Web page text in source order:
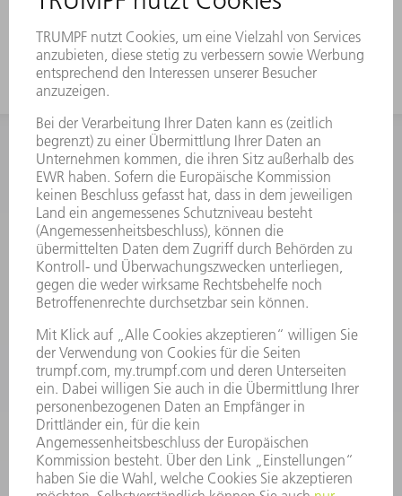
INFORMATION
Häufig gestellte Fragen
Allgemeine Geschäftsbedingungen
KONTAKT
Kundenbetreuung TRUMPF Werkzeugmaschinen
+49 7156 303 33222
Mo - Fr: 07:30 - 17:30 Uhr
Erweiterte Rufbereitschaft per Service App Mo - Fr:
06:30 - 20.00 Uhr Sa: 07:00 - 12:00 Uhr
Kundenbetreuung@trumpf.com
KONTAKT
Service TRUMPF Lasertechnik
+49 7156 303 37444
Mo - Fr: 07:30 - 18:00 Uhr
Additive Manufacturing 07:30 - 17:30 Uhr
spareparts.tld@trumpf.com